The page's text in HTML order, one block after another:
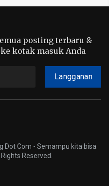
posting terbaru &
kotak masuk Anda
Langganan
Dot Com - Semampu kita bisa
Reserved.